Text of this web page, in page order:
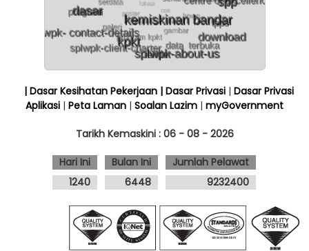
| Dasar Kesihatan Pekerjaan | Dasar Privasi| Dasar Privasi
Aplikasi | Peta Laman | Soalan Lazim | myGovernment
Tarikh Kemaskini : 06 - 08 - 2026
Hari Ini
1240
Bulan Ini
6448
Jumlah Pelawat
9232400